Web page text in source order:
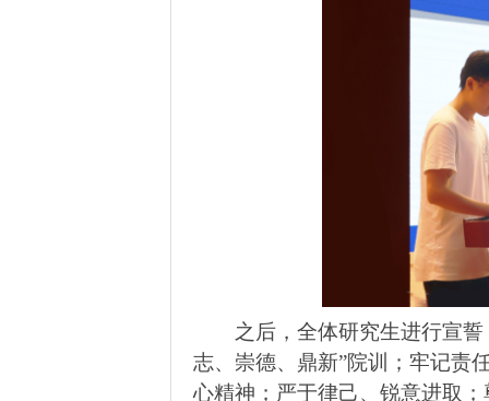
之后，全体研究生进行宣
志、崇德、鼎新”院训；牢记责
心精神；严于律己、锐意进取